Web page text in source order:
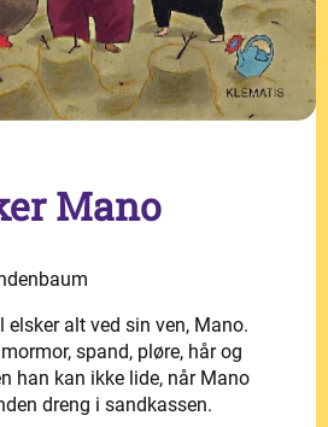
Mano
elsker alt ved sin ven, Mano.
spand, pløre, hår og
han kan ikke lide, når Mano
dreng i sandkassen.